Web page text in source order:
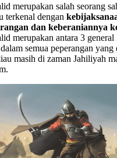
merupakan salah seorang
terkenal dengan
dan keberaniannya
merupakan antara 3
semua peperangan yang
masih di zaman Jahiliyah